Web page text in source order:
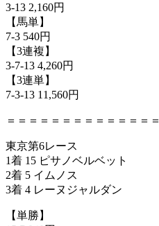
3-13 2,160円
【馬単】
7-3 540円
【3連複】
3-7-13 4,260円
【3連単】
7-3-13 11,560円
＝＝＝＝＝＝＝＝＝＝＝＝＝＝
東京第6レース
1着 15 ピサノベルベット
2着 5 イムノス
3着 4 レーヌジャルダン
【単勝】